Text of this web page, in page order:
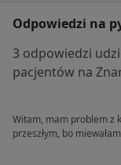
Odpowiedzi na
3 odpowiedzi
pacjentów na
Witam, mam problem z
przeszłym, bo